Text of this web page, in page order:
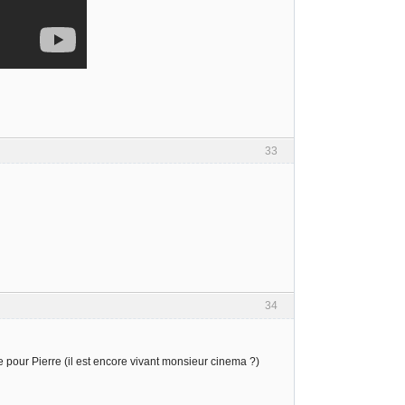
33
34
Pierre (il est encore vivant monsieur cinema ?)